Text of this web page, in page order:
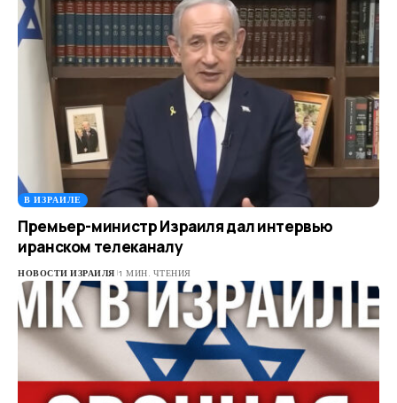
В ИЗРАИЛЕ
Премьер-министр Израиля дал интервью
иранском телеканалу
НОВОСТИ ИЗРАИЛЯ 1 МИН. ЧТЕНИЯ